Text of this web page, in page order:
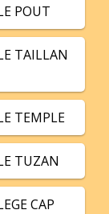
POUT
TAILLAN
TEMPLE
TUZAN
CAP